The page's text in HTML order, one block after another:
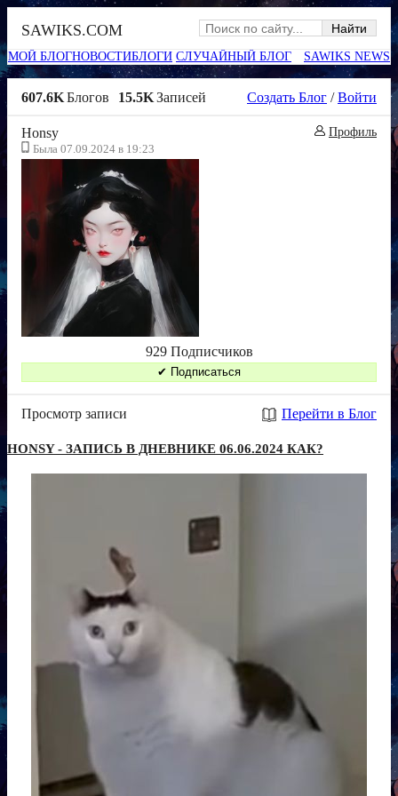
SAWIKS.COM
SAWIKS NEWS
МОЙ БЛОГНОВОСТИБЛОГИ СЛУЧАЙНЫЙ БЛОГ
607.6KБлогов 15.5KЗаписей Создать Блог /Войти
Профиль
Honsy
Была 07.09.2024 в 19:23
929 Подписчиков
Просмотр записи Перейти в Блог
HONSY - ЗАПИСЬ В ДНЕВНИКЕ 06.06.2024 КАК?